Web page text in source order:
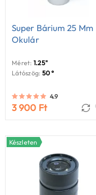
Super Bárium 25 Mm
Okulár
Méret: 1.25"
Látószög: 50 °
4.9
3 900 Ft
Készleten